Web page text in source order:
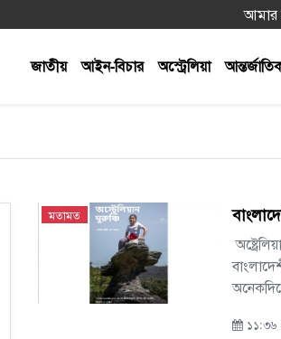
আমার
জাতীয় আইন-বিচার অস্ট্রেলিয়া
মতামত
১১:৩৬